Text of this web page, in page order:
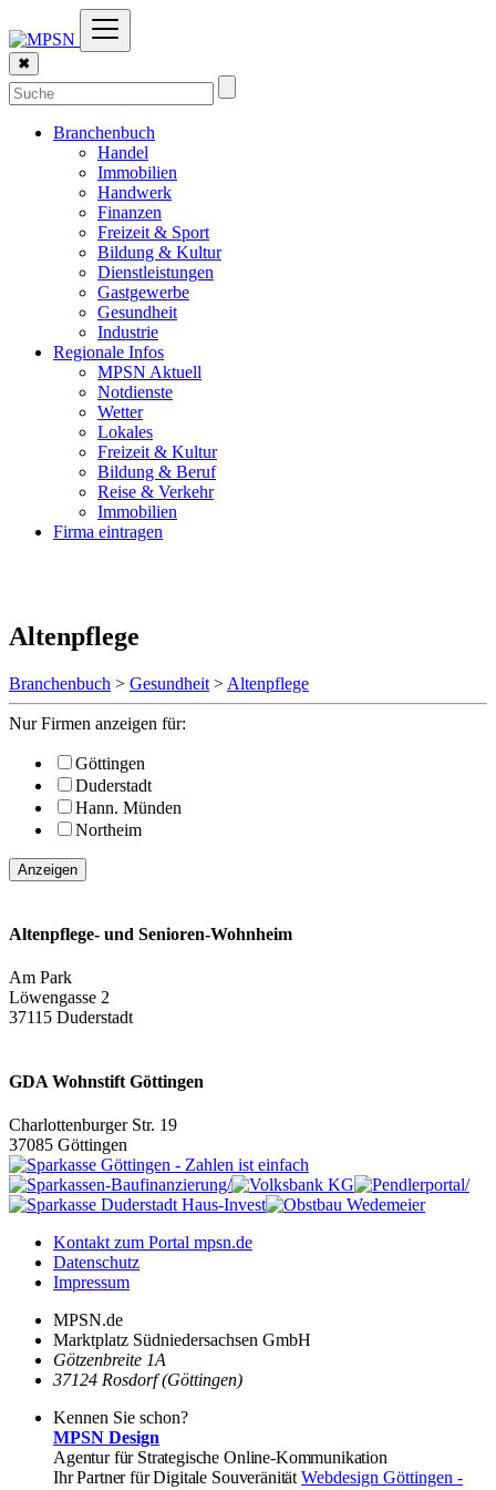
✖
Branchenbuch
Handel
Immobilien
Handwerk
Finanzen
Freizeit & Sport
Bildung & Kultur
Dienstleistungen
Gastgewerbe
Gesundheit
Industrie
Regionale Infos
MPSN Aktuell
Notdienste
Wetter
Lokales
Freizeit & Kultur
Bildung & Beruf
Reise & Verkehr
Immobilien
Firma eintragen
Altenpflege
Branchenbuch > Gesundheit > Altenpflege
Nur Firmen anzeigen für:
Göttingen
Duderstadt
Hann. Münden
Northeim
Anzeigen
Altenpflege- und Senioren-Wohnheim
Am Park
Löwengasse 2
37115 Duderstadt
GDA Wohnstift Göttingen
Charlottenburger Str. 19
37085 Göttingen
Kontakt zum Portal mpsn.de
Datenschutz
Impressum
MPSN.de
Marktplatz Südniedersachsen GmbH
Götzenbreite 1A
37124 Rosdorf (Göttingen)
Kennen Sie schon?
MPSN Design
Agentur für Strategische Online-Kommunikation
Ihr Partner für Digitale Souveränität Webdesign Göttingen -